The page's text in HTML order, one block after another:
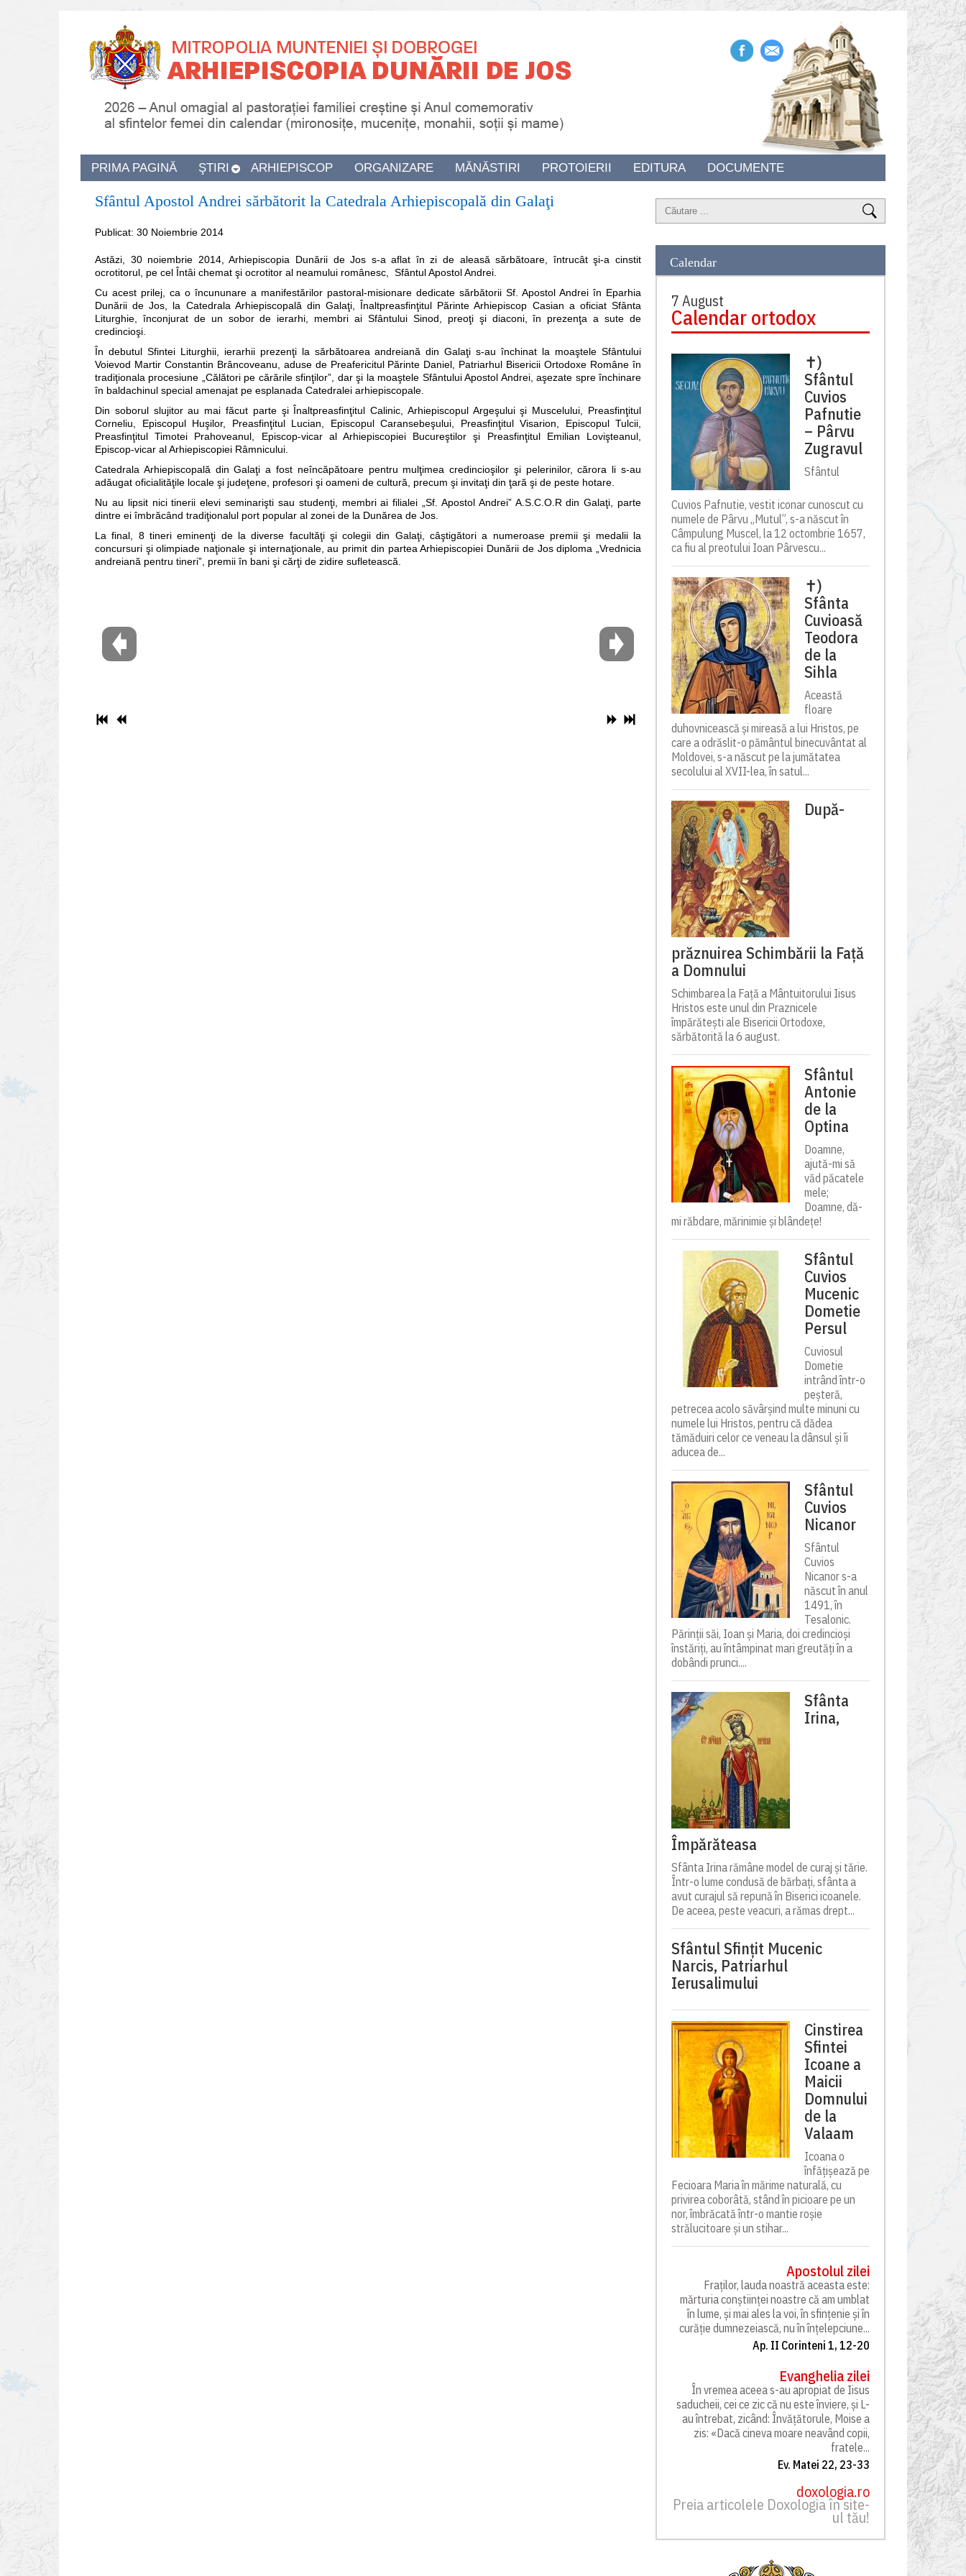
PRIMA PAGINĂ ŞTIRI ARHIEPISCOP ORGANIZARE MĂNĂSTIRI PROTOIERII EDITURA DOCUMENTE
Sfântul Apostol Andrei sărbătorit la Catedrala Arhiepiscopală din Galaţi
Publicat: 30 Noiembrie 2014
Astăzi, 30 noiembrie 2014, Arhiepiscopia Dunării de Jos s-a aflat în zi de aleasă sărbătoare, întrucât şi-a cinstit
ocrotitorul, pe cel Întâi chemat şi ocrotitor al neamului românesc, Sfântul Apostol Andrei.
Cu acest prilej, ca o încununare a manifestărilor pastoral-misionare dedicate sărbătorii Sf. Apostol Andrei în Eparhia
Dunării de Jos, la Catedrala Arhiepiscopală din Galaţi, Înaltpreasfinţitul Părinte Arhiepiscop Casian a oficiat Sfânta
Liturghie, înconjurat de un sobor de ierarhi, membri ai Sfântului Sinod, preoţi şi diaconi, în prezenţa a sute de
credincioşi.
În debutul Sfintei Liturghii, ierarhii prezenţi la sărbătoarea andreiană din Galaţi s-au închinat la moaştele Sfântului
Voievod Martir Constantin Brâncoveanu, aduse de Preafericitul Părinte Daniel, Patriarhul Bisericii Ortodoxe Române în
tradiţionala procesiune „Călători pe cărările sfinţilor”, dar şi la moaştele Sfântului Apostol Andrei, aşezate spre închinare
în baldachinul special amenajat pe esplanada Catedralei arhiepiscopale.
Din soborul slujitor au mai făcut parte şi Înaltpreasfinţitul Calinic, Arhiepiscopul Argeşului şi Muscelului, Preasfinţitul
Corneliu, Episcopul Huşilor, Preasfinţitul Lucian, Episcopul Caransebeşului, Preasfinţitul Visarion, Episcopul Tulcii,
Preasfinţitul Timotei Prahoveanul, Episcop-vicar al Arhiepiscopiei Bucureştilor şi Preasfinţitul Emilian Lovişteanul,
Episcop-vicar al Arhiepiscopiei Râmnicului.
Catedrala Arhiepiscopală din Galaţi a fost neîncăpătoare pentru mulţimea credincioşilor şi pelerinilor, cărora li s-au
adăugat oficialităţile locale şi judeţene, profesori şi oameni de cultură, precum şi invitaţi din ţară şi de peste hotare.
Nu au lipsit nici tinerii elevi seminarişti sau studenţi, membri ai filialei „Sf. Apostol Andrei” A.S.C.O.R din Galaţi, parte
dintre ei îmbrăcând tradiţionalul port popular al zonei de la Dunărea de Jos.
La final, 8 tineri eminenţi de la diverse facultăţi şi colegii din Galaţi, câştigători a numeroase premii şi medalii la
concursuri şi olimpiade naţionale şi internaţionale, au primit din partea Arhiepiscopiei Dunării de Jos diploma „Vrednicia
andreiană pentru tineri”, premii în bani şi cărţi de zidire sufletească.
Calendar
7 August
Calendar ortodox
✝)
Sfântul
Cuvios
Pafnutie
– Pârvu
Zugravul
Sfântul
Cuvios Pafnutie, vestit iconar cunoscut cu
numele de Pârvu „Mutul”, s-a născut în
Câmpulung Muscel, la 12 octombrie 1657,
ca fiu al preotului Ioan Pârvescu...
✝)
Sfânta
Cuvioasă
Teodora
de la
Sihla
Această
floare
duhovnicească și mireasă a lui Hristos, pe
care a odrăslit-o pământul binecuvântat al
Moldovei, s-a născut pe la jumătatea
secolului al XVII-lea, în satul...
După-
prăznuirea Schimbării la Față
a Domnului
Schimbarea la Față a Mântuitorului Iisus
Hristos este unul din Praznicele
împărătești ale Bisericii Ortodoxe,
sărbătorită la 6 august.
Sfântul
Antonie
de la
Optina
Doamne,
ajută-mi să
văd păcatele
mele;
Doamne, dă-
mi răbdare, mărinimie şi blândeţe!
Sfântul
Cuvios
Mucenic
Dometie
Persul
Cuviosul
Dometie
intrând într-o
peșteră,
petrecea acolo săvârșind multe minuni cu
numele lui Hristos, pentru că dădea
tămăduiri celor ce veneau la dânsul și îi
aducea de...
Sfântul
Cuvios
Nicanor
Sfântul
Cuvios
Nicanor s-a
născut în anul
1491, în
Tesalonic.
Părinții săi, Ioan și Maria, doi credincioși
înstăriți, au întâmpinat mari greutăți în a
dobândi prunci....
Sfânta
Irina,
Împărăteasa
Sfânta Irina rămâne model de curaj și tărie.
Într-o lume condusă de bărbați, sfânta a
avut curajul să repună în Biserici icoanele.
De aceea, peste veacuri, a rămas drept...
Sfântul Sfinţit Mucenic
Narcis, Patriarhul
Ierusalimului
Cinstirea
Sfintei
Icoane a
Maicii
Domnului
de la
Valaam
Icoana o
înfățișează pe
Fecioara Maria în mărime naturală, cu
privirea coborâtă, stând în picioare pe un
nor, îmbrăcată într-o mantie roșie
strălucitoare și un stihar...
Apostolul zilei
Fraților, lauda noastră aceasta este:
mărturia conștiinței noastre că am umblat
în lume, și mai ales la voi, în sfințenie și în
curăție dumnezeiască, nu în înțelepciune...
Ap. II Corinteni 1, 12-20
Evanghelia zilei
În vremea aceea s-au apropiat de Iisus
saducheii, cei ce zic că nu este înviere, și L-
au întrebat, zicând: Învățătorule, Moise a
zis: «Dacă cineva moare neavând copii,
fratele...
Ev. Matei 22, 23-33
doxologia.ro
Preia articolele Doxologia în site-
ul tău!